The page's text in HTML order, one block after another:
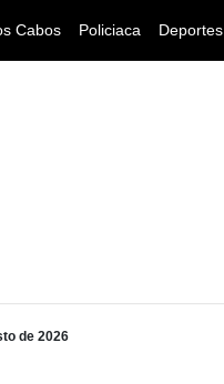
Cabos Policiaca Deportes
de 2026